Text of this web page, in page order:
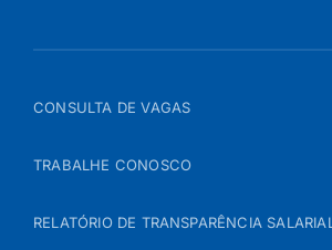
CONSULTA DE VAGAS
TRABALHE CONOSCO
RELATÓRIO DE TRANSPARÊNCIA SALARIAL